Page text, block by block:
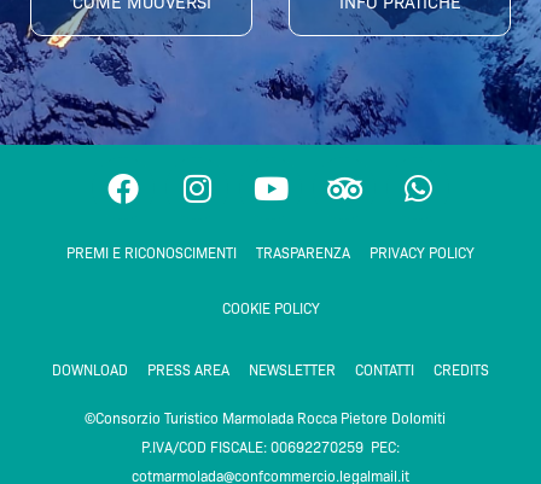
F
a
e
o
I
n
t
r
m
Y
o
t
u
e
T
r
p
v
s
o
W
h
t
p
PREMI E RICONOSCIMENTI TRASPARENZA PRIVACY POLICY
COOKIE POLICY
DOWNLOAD PRESS AREA NEWSLETTER CONTATTI CREDITS
©Consorzio Turistico Marmolada Rocca Pietore Dolomiti
P.IVA/COD FISCALE: 00692270259 PEC:
cotmarmolada@confcommercio.legalmail.it